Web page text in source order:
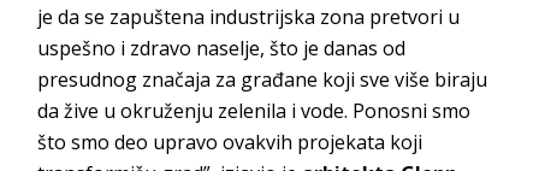
je da se zapuštena industrijska zona pretvori u
uspešno i zdravo naselje, što je danas od
presudnog značaja za građane koji sve više biraju
da žive u okruženju zelenila i vode. Ponosni smo
što smo deo upravo ovakvih projekata koji